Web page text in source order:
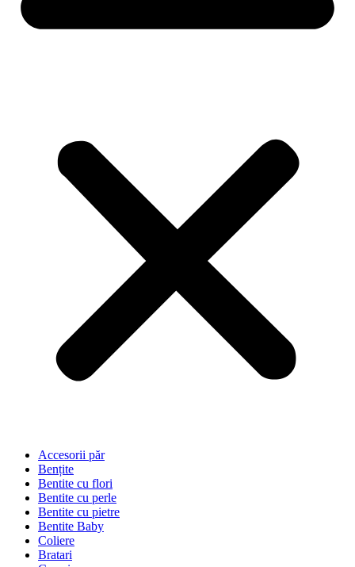
Accesorii păr
Bențite
Bentite cu flori
Bentite cu perle
Bentite cu pietre
Bentite Baby
Coliere
Bratari